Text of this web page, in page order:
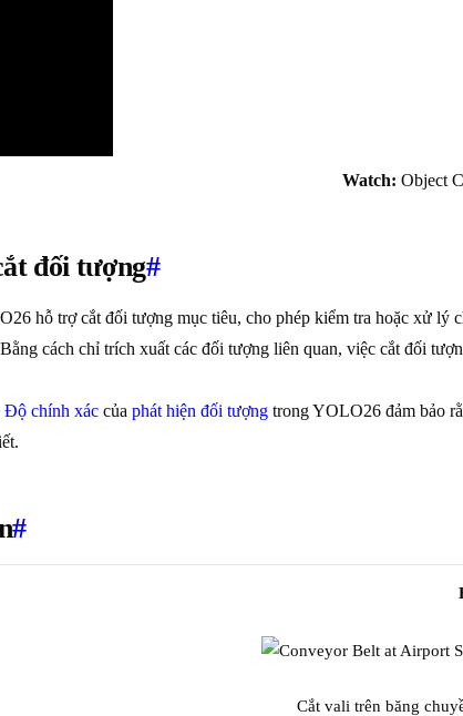
Watch: Object
đối tượng#
hỗ trợ cắt đối tượng mục tiêu, cho phép kiểm tra hoặc xử lý
cách chỉ trích xuất các đối tượng liên quan, việc cắt đối
Độ chính xác của phát hiện đối tượng trong YOLO26 đảm bảo
#
Cắt vali trên băng